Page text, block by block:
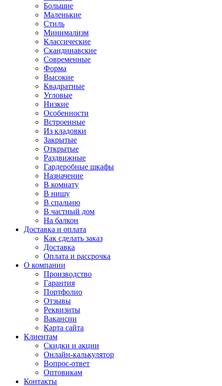
Большие
Маленькие
Стиль
Минимализм
Классические
Скандинавские
Современные
Форма
Высокие
Квадратные
Угловые
Низкие
Особенности
Встроенные
Из кладовки
Закрытые
Открытые
Раздвижные
Гардеробные шкафы
Назначение
В комнату
В нишу
В спальню
В частный дом
На балкон
Доставка и оплата
Как сделать заказ
Доставка
Оплата и рассрочка
О компании
Производство
Гарантия
Портфолио
Отзывы
Реквизиты
Вакансии
Карта сайта
Клиентам
Скидки и акции
Онлайн-калькулятор
Вопрос-ответ
Оптовикам
Контакты